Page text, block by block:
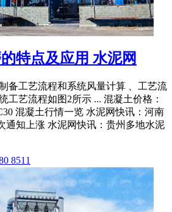
特点及应用 水泥网
备工艺流程和系统风量计算 、工艺流
工艺流程如图2所示 ... 混凝土价格：
混凝土行情一览 水泥网快讯：河南
通知上涨 水泥网快讯：贵州多地水泥
8511